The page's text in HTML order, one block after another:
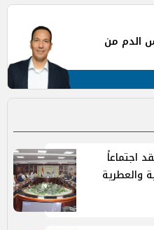
الدم من
اجتماعاً
والعطرية